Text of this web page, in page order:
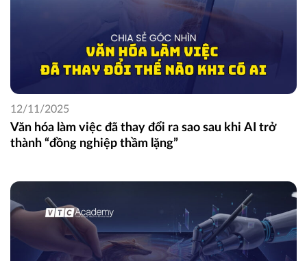
Văn hóa làm việc đã thay đổi ra sao sau khi AI trở
thành “đồng nghiệp thầm lặng”
12/11/2025